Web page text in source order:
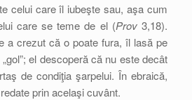
celui care îl iubeşte sau, aşa cum
care se teme de el (Prov3,18).
a crezut că o poate fura, îl lasă pe
el descoperă că nu este decât
de condiţia şarpelui. În ebraică,
redate prin acelaşi cuvânt.